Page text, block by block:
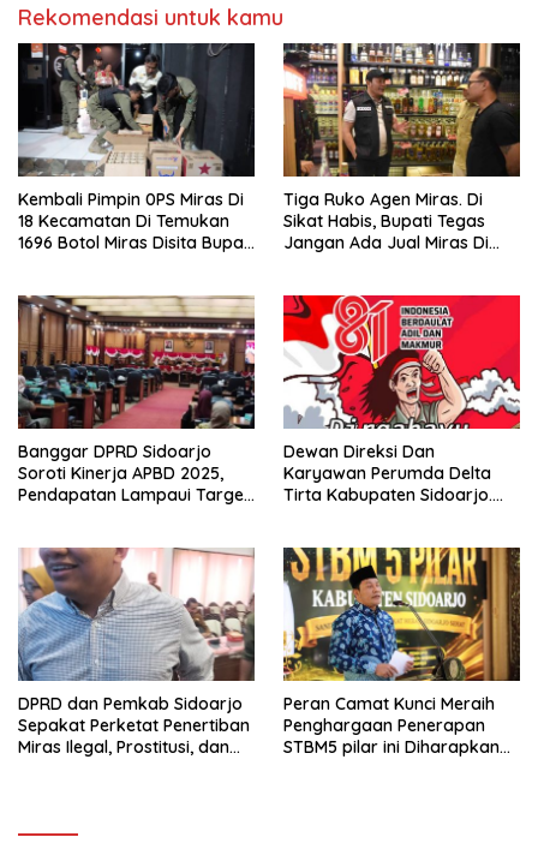
Rekomendasi untuk kamu
Kembali Pimpin 0PS Miras Di
18 Kecamatan Di Temukan
1696 Botol Miras Disita Bupati
Tiga Ruko Agen Miras. Di
Sikat Habis, Bupati Tegas
Jangan Ada Jual Miras Di
Banggar DPRD Sidoarjo
Soroti Kinerja APBD 2025,
Pendapatan Lampaui Target
Dewan Direksi Dan
Karyawan Perumda Delta
Tirta Kabupaten Sidoarjo.
Tahun. 17 Agustus 1945- 17
Agustus Tahun 2026
DPRD dan Pemkab Sidoarjo
Sepakat Perketat Penertiban
Miras Ilegal, Prostitusi, dan
Peran Camat Kunci Meraih
Penghargaan Penerapan
STBM5 pilar ini Diharapkan